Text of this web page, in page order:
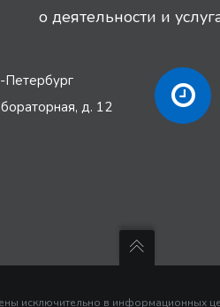
о деятельности и
Петербург
д. 12
исключительно в информационных